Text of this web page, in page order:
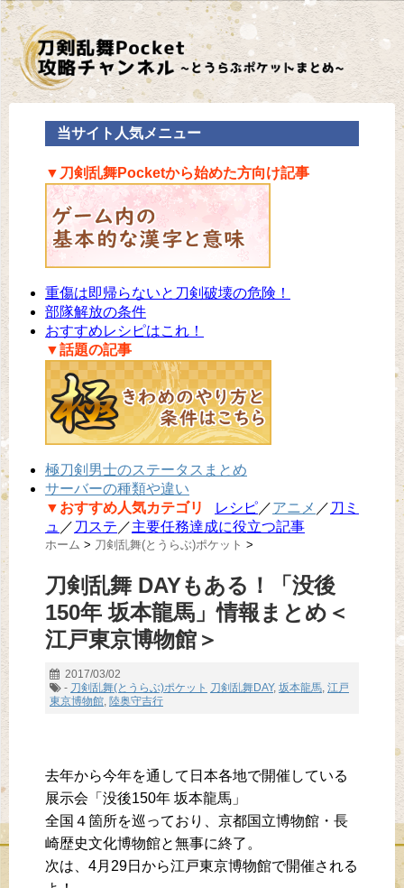
当サイト人気メニュー
▼刀剣乱舞Pocketから始めた方向け記事
重傷は即帰らないと刀剣破壊の危険！
部隊解放の条件
おすすめレシピはこれ！
▼話題の記事
極刀剣男士のステータスまとめ
サーバーの種類や違い
▼おすすめ人気カテゴリ
レシピ／アニメ ／ 刀ミ
ュ ／ 刀ステ ／主要任務達成に役立つ記事
ホーム > 刀剣乱舞(とうらぶ)ポケット >
刀剣乱舞 DAYもある！「没後
150年 坂本龍馬」情報まとめ＜
江戸東京博物館＞
2017/03/02
- 刀剣乱舞(とうらぶ)ポケット 刀剣乱舞DAY, 坂本龍馬, 江戸
東京博物館, 陸奥守吉行
去年から今年を通して日本各地で開催している
展示会「没後150年 坂本龍馬」
全国４箇所を巡っており、京都国立博物館・長
崎歴史文化博物館と無事に終了。
次は、4月29日から江戸東京博物館で開催される